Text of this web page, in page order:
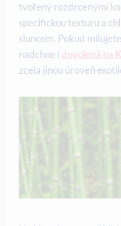
tvořený rozdrcenými
specifickou texturu a
sluncem. Pokud
nadchne i dovolená na
zcela jinou úroveň